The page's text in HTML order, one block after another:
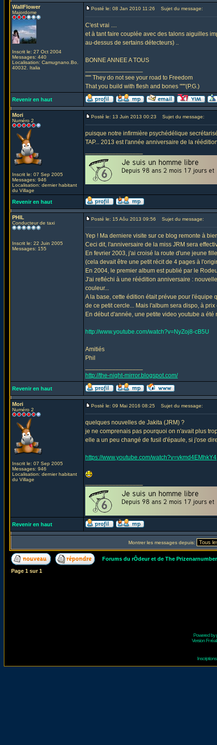
WallFlower
Majordome
Inscrit le: 27 Oct 2004
Messages: 440
Localisation: Camugnano.Bo.
40032. Italia
Posté le: 08 Jan 2010 11:26 Sujet du message:
C'est vrai ....
et à tant faire couplée avec des talons aiguilles
au-dessus de sertains détecteurs) ..
BONNE ANNEE A TOUS
""" They do not see your road to Freedom
That you build with flesh and bones """(P.G.)
Revenir en haut
Mori
Numéro 2
Inscrit le: 07 Sep 2005
Messages: 946
Localisation: dernier habitant
du Village
Posté le: 13 Juin 2013 00:23 Sujet du message:
puisque notre infirmière psychédélique
TAP... 2013 est l'année anniversaire de la
Revenir en haut
PHIL
Conducteur de taxi
Inscrit le: 22 Juin 2005
Messages: 155
Posté le: 15 Aôu 2013 09:56 Sujet du message:
Yep ! Ma derniere visite sur ce blog remonte à
Ceci dit, l'anniversaire de la miss JRM sera
En fevrier 2003, j'ai croisé la route d'une jeune
(cela devait être une petit récit de 4 pages à
En 2004, le premier album est publié par le
J'ai refléchi à une réédition anniversaire :
couleur...
A la base, cette édition était prévue pour
de ce petit cercle... Mais l'album sera dispo, à
En début d'année, une petite video youtube a été
http://www.youtube.com/watch?v=NyZoj8-cB5U
Amitiés
Phil
http://the-night-mirror.blogspot.com/
Revenir en haut
Mori
Numéro 2
Inscrit le: 07 Sep 2005
Messages: 946
Localisation: dernier habitant
du Village
Posté le: 09 Mai 2016 08:25 Sujet du message:
quelques nouvelles de Jakita (JRM) ?
je ne comprenais pas pourquoi on n'avait plus
elle a un peu changé de fusil d'épaule, si j'ose
https://www.youtube.com/watch?v=vkmd4EMhkY4
Revenir en haut
Montrer les messages depuis:
Forums du rÔdeur et de The
Page 1 sur1
Powered by
Version Fr